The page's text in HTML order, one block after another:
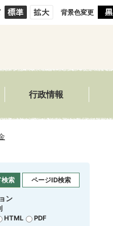
背景色変更
行政情報
検索 ページID検索
ン
HTML PDF